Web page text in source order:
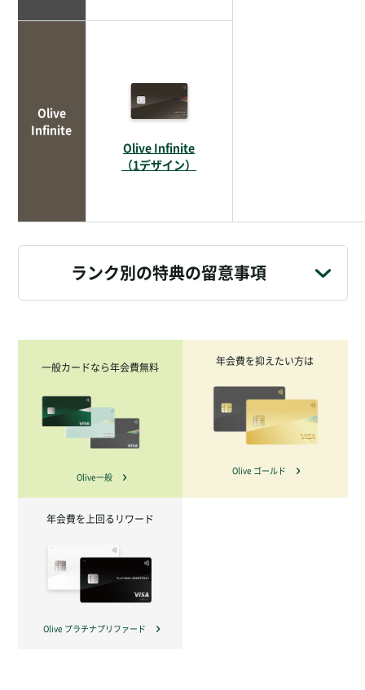
Olive
Infinite
Olive Infinite
（1デザイン）
ランク別の特典の留意事項
一般カードなら年会費無料
Olive一般
年会費を抑えたい方は
Olive ゴールド
年会費を上回るリワード
Olive プラチナプリファード